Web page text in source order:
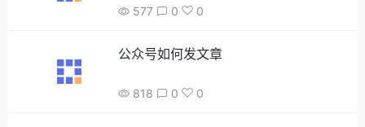
577 0 0
公众号如何发文章
818 0 0